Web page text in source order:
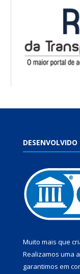
DESENVOLVIDO
Muito mais que
Realizamos uma
garantimos em